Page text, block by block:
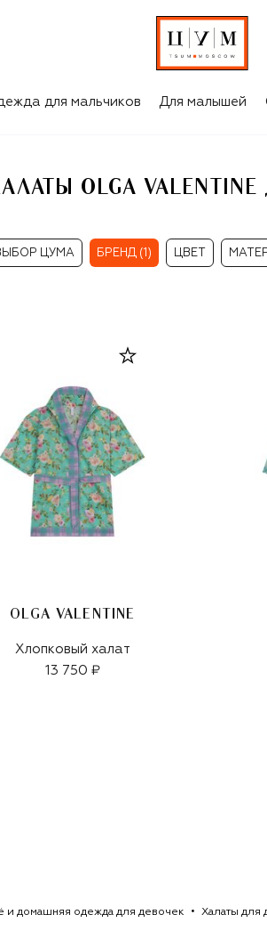
для мальчиков Для малышей
OLGA
ЦУМА БРЕНД (1) ЦВЕТ
OLGA VALENTINE
Хлопковый халат
13 750 ₽
и домашняя одежда для девочек Халаты для